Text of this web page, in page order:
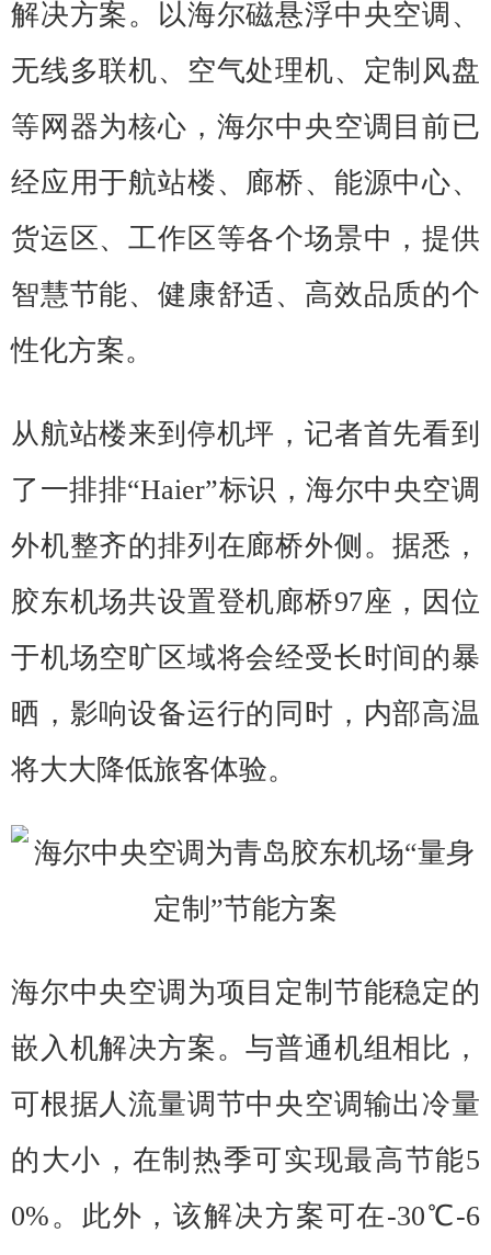
解决方案。以海尔磁悬浮中央空调、
无线多联机、空气处理机、定制风盘
等网器为核心，海尔中央空调目前已
经应用于航站楼、廊桥、能源中心、
货运区、工作区等各个场景中，提供
智慧节能、健康舒适、高效品质的个
性化方案。
从航站楼来到停机坪，记者首先看到
了一排排“Haier”标识，海尔中央空调
外机整齐的排列在廊桥外侧。据悉，
胶东机场共设置登机廊桥97座，因位
于机场空旷区域将会经受长时间的暴
晒，影响设备运行的同时，内部高温
将大大降低旅客体验。
海尔中央空调为项目定制节能稳定的
嵌入机解决方案。与普通机组相比，
可根据人流量调节中央空调输出冷量
的大小，在制热季可实现最高节能5
0%。此外，该解决方案可在-30℃-6